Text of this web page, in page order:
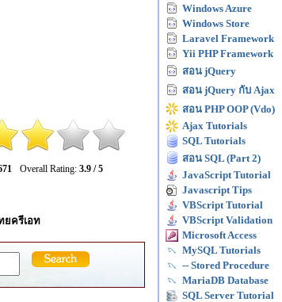
Overall Rating: 3.9 / 5
ยครีเอท
Windows Azure
Windows Store
Laravel Framework
Yii PHP Framework
สอน jQuery
สอน jQuery กับ Ajax
สอน PHP OOP (Vdo)
Ajax Tutorials
SQL Tutorials
สอน SQL (Part 2)
JavaScript Tutorial
Javascript Tips
VBScript Tutorial
VBScript Validation
Microsoft Access
MySQL Tutorials
-- Stored Procedure
MariaDB Database
SQL Server Tutorial